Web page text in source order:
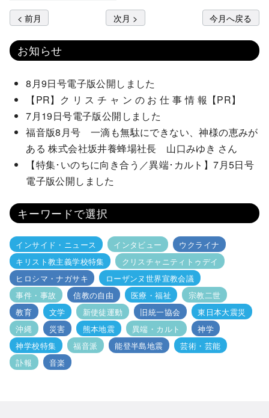
< 前月 次月 > 今月へ戻る
お知らせ
8月9日号電子版公開しました
【PR】ク リ ス チ ャ ン の お 仕 事 情 報【PR】
7月19日号電子版公開しました
福音版8月号 一滴も無駄にできない、神様の恵みが
ある 株式会社坂井養蜂場社長 山口みゆき さん
【特集･いのちに向き合う／異端･カルト】7月5日号
電子版公開しました
キーワードで選択
インサイド・ニュース インタビュー
ウクライナ
キリスト教主義学校特集
クリスチャニティトゥデイ
ヒロシマ・ナガサキ
ローザンヌ世界宣教会議
事件・事故
信教の自由 医療・福祉
宗教二世
教育
文学 新使徒運動 旧統一協会
東日本大震災
沖縄
災害 熊本地震 異端・カルト
神学
神学校特集
福音派 能登半島地震
芸術・芸能
訃報
音楽